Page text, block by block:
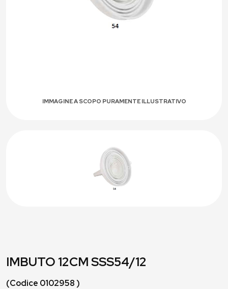
IMMAGINE A SCOPO PURAMENTE ILLUSTRATIVO
IMBUTO 12CM SSS54/12
(Codice 0102958 )